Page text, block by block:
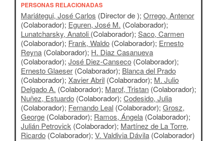
PERSONAS RELACIONADAS
Mariátegui, José Carlos (Director de ); Orrego, Antenor
(Colaborador); Eguren, José M. (Colaborador);
Lunatcharsky, Anatoli (Colaborador); Saco, Carmen
(Colaborador); Frank, Waldo (Colaborador); Ernesto
Reyna (Colaborador); H. Diaz Casanueva
(Colaborador); José Diez-Canseco (Colaborador);
Ernesto Glaeser (Colaborador); Blanca del Prado
(Colaborador); Xavier Abril (Colaborador); M. Julio
Delgado A. (Colaborador); Marof, Tristan (Colaborador);
Nuñez, Estuardo (Colaborador); Codesido, Julia
(Colaborador); Fernando Leal (Colaborador); Grosz,
George (Colaborador); Ramos, Ángela (Colaborador);
Julián Petrovick (Colaborador); Martínez de La Torre,
Ricardo (Colaborador); V. Valdivia Dávila (Colaborador)